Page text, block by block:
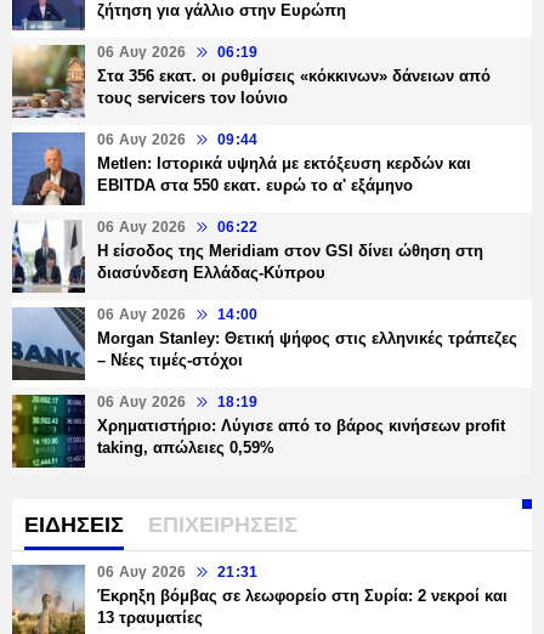
ζήτηση για γάλλιο στην Ευρώπη
06 Αυγ 2026 06:19
Στα 356 εκατ. οι ρυθμίσεις «κόκκινων» δάνειων από
τους servicers τον Ιούνιο
06 Αυγ 2026 09:44
Metlen: Ιστορικά υψηλά με εκτόξευση κερδών και
EBITDA στα 550 εκατ. ευρώ το α' εξάμηνο
06 Αυγ 2026 06:22
Η είσοδος της Meridiam στον GSI δίνει ώθηση στη
διασύνδεση Ελλάδας-Κύπρου
06 Αυγ 2026 14:00
Morgan Stanley: Θετική ψήφος στις ελληνικές τράπεζες
– Νέες τιμές-στόχοι
06 Αυγ 2026 18:19
Χρηματιστήριο: Λύγισε από το βάρος κινήσεων profit
taking, απώλειες 0,59%
ΕΙΔΗΣΕΙΣ ΕΠΙΧΕΙΡΗΣΕΙΣ
06 Αυγ 2026 21:31
Έκρηξη βόμβας σε λεωφορείο στη Συρία: 2 νεκροί και
13 τραυματίες